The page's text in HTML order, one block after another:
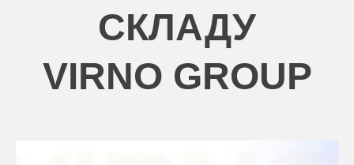
СКЛАДУ
VIRNO GROUP